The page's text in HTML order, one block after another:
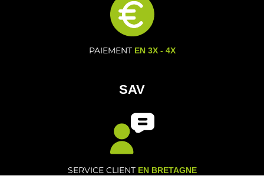
PAIEMENT EN 3X - 4X
SAV
SERVICE CLIENT EN BRETAGNE